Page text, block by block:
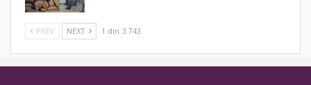
PREV NEXT 1 din 3.743